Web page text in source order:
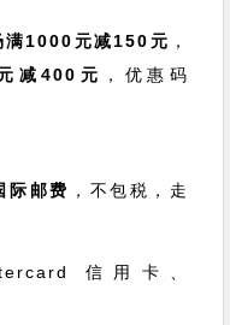
满1000元减150元 ，
减400元
，优惠码
际邮费 ，不包税，走
信用卡、